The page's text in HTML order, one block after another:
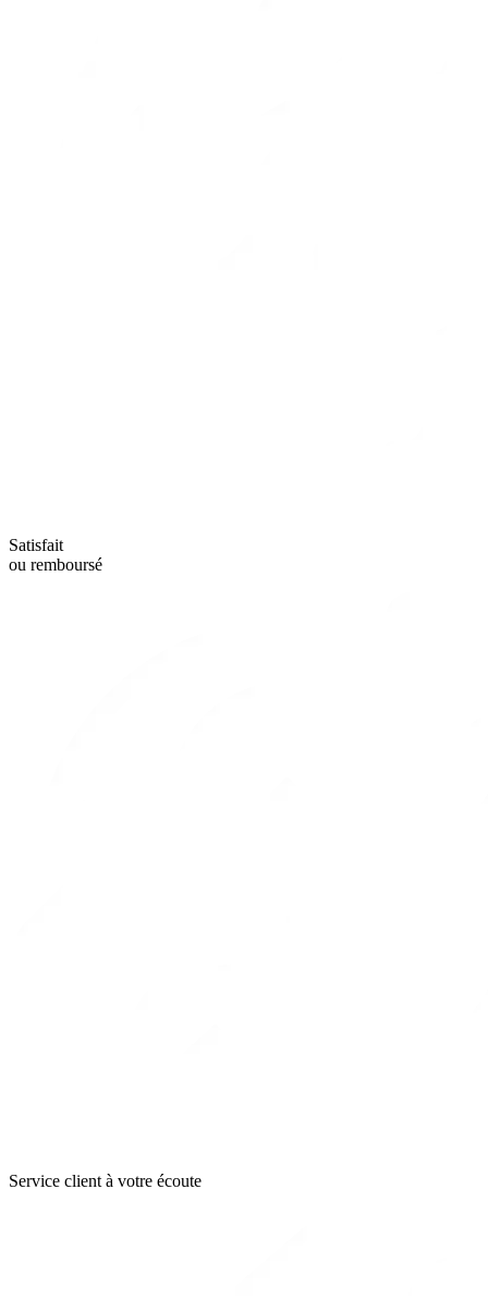
Satisfait
ou remboursé
Service client à votre écoute